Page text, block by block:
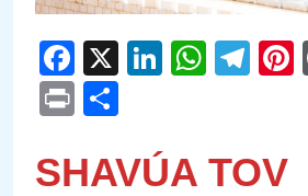
Facebook
X LinkedIn
Print
SHAVÚA TOV